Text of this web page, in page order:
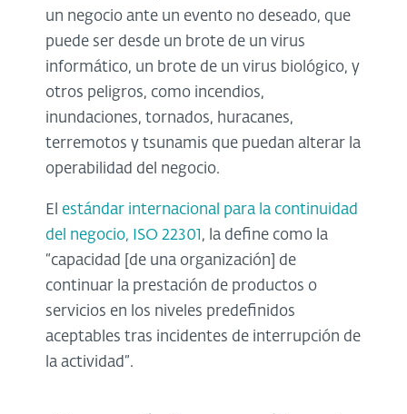
un negocio ante un evento no deseado, que
puede ser desde un brote de un virus
informático, un brote de un virus biológico, y
otros peligros, como incendios,
inundaciones, tornados, huracanes,
terremotos y tsunamis que puedan alterar la
operabilidad del negocio.
El estándar internacional para la continuidad
del negocio, ISO 22301 , la define como la
“capacidad [de una organización] de
continuar la prestación de productos o
servicios en los niveles predefinidos
aceptables tras incidentes de interrupción de
la actividad”.